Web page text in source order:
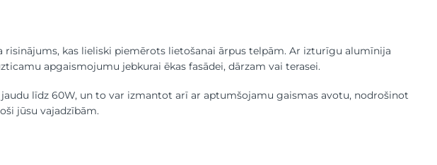
kas lieliski piemērots lietošanai ārpus telpām. Ar izturīgu alumīnija
apgaismojumu jebkurai ēkas fasādei, dārzam vai terasei.
līdz 60W, un to var izmantot arī ar aptumšojamu gaismas avotu, nodrošinot
jūsu vajadzībām.